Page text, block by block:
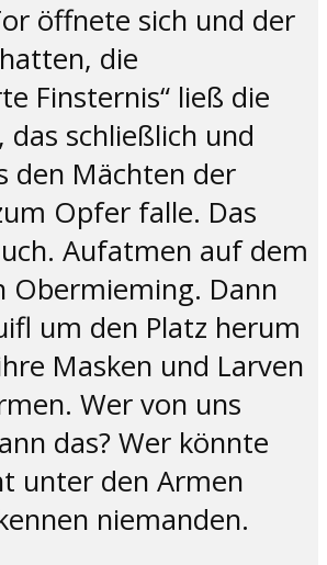
öffnete sich und der
die
Finsternis“ ließ die
das schließlich und
den Mächten der
Opfer falle. Das
Aufatmen auf dem
Obermieming. Dann
um den Platz herum
Masken und Larven
Wer von uns
das? Wer könnte
unter den Armen
niemanden.